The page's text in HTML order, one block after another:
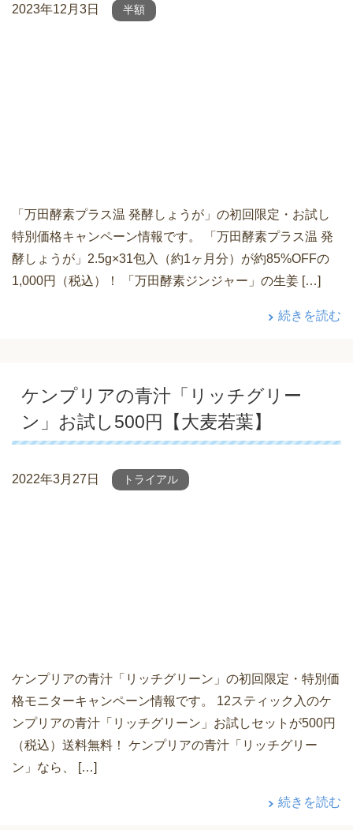
2023年12月3日 半額
「万田酵素プラス温 発酵しょうが」の初回限定・お試し
特別価格キャンペーン情報です。 「万田酵素プラス温 発
酵しょうが」2.5g×31包入（約1ヶ月分）が約85%OFFの
1,000円（税込）！ 「万田酵素ジンジャー」の生姜 […]
続きを読む
ケンプリアの青汁「リッチグリー
ン」お試し500円【大麦若葉】
2022年3月27日 トライアル
ケンプリアの青汁「リッチグリーン」の初回限定・特別価
格モニターキャンペーン情報です。 12スティック入のケ
ンプリアの青汁「リッチグリーン」お試しセットが500円
（税込）送料無料！ ケンプリアの青汁「リッチグリー
ン」なら、 […]
続きを読む